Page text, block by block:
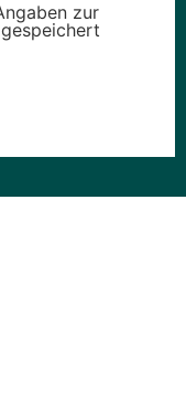
zur